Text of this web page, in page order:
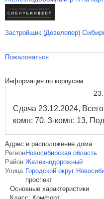
Застройщик (Девелопер)
Пожаловаться
Информация по корпусам
Сдача 23.12.2024,
комн: 70, 3-комн: 13,
Адрес и расположение дома
РегионНовосибирская область
Район Железнодорожный
Улица Городской округ
проспект
Основные характеристики